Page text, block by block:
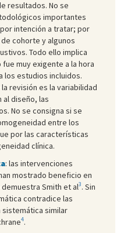
resultados. No se
importantes
intención a tratar; por
cohorte y algunos
Todo ello implica
muy exigente a la hora
los estudios incluidos.
revisión es la variabilidad
diseño, las
No se consigna si se
entre los
por las características
clínica.
: las intervenciones
mostrado beneficio en
Smith et al3. Sin
contradice las
similar
4.